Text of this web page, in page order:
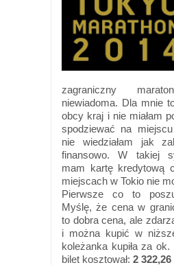
zagraniczny
niewiadoma. Dla mnie
obcy kraj i nie miałam
spodziewać na
nie wiedziałam jak
finansowo. W takiej
mam kartę kredytową
miejscach w Tokio nie
Pierwsze co to
Myślę, że cena w
to dobra cena, ale
i można kupić w
koleżanka kupiła za
bilet kosztował: 2 322,26